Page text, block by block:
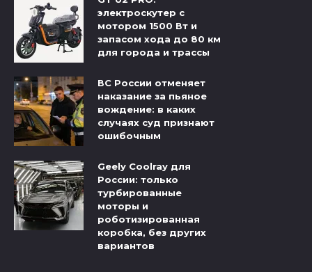
электроскутер с
мотором 1500 Вт и
запасом хода до 80 км
для города и трассы
ВС России отменяет
наказание за пьяное
вождение: в каких
случаях суд признают
ошибочным
Geely Coolray для
России: только
турбированные
моторы и
роботизированная
коробка, без других
вариантов